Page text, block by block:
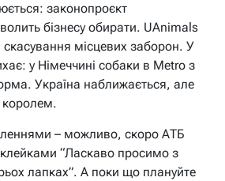
законопроєкт
бізнесу обирати. UAnimals
скасування місцевих заборон. У
у Німеччині собаки в Metro з
Україна наближається, але
королем.
– можливо, скоро АТБ
“Ласкаво просимо з
лапках”. А поки що плануйте